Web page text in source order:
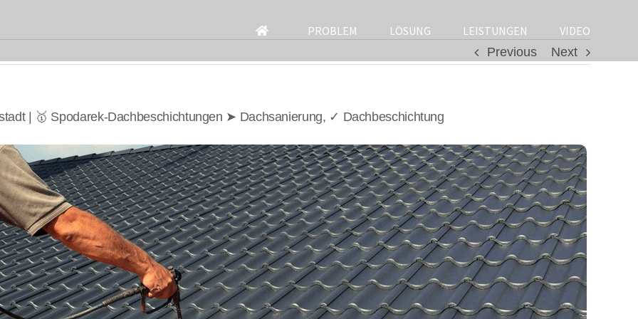
for:
PROBLEM LÖSUNG LEISTUNGEN
VIDEO
Previous
Next
| 🥇 Spodarek-Dachbeschichtungen ➤ Dachsanierung, ✓ Dachbeschichtung